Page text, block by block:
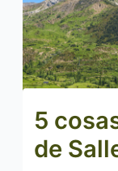
5
de